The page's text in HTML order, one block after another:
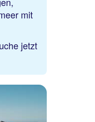
mit
jetzt
DZ
689 €